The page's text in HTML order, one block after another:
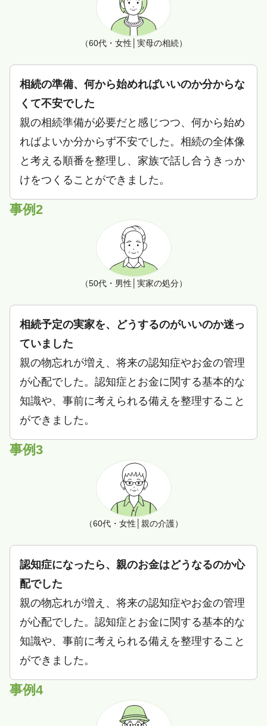
（60代・女性│実母の相続）
相続の準備、何から始めればいいのか分からな
くて不安でした
親の相続準備が必要だと感じつつ、何から始め
ればよいか分からず不安でした。相続の全体像
と考える順番を整理し、家族で話し合うきっか
けをつくることができました。
事例2
（50代・男性│実家の処分）
相続予定の実家を、どうするのがいいのか迷っ
ていました
親の物忘れが増え、将来の認知症やお金の管理
が心配でした。認知症とお金に関する基本的な
知識や、事前に考えられる備えを整理すること
ができました。
事例3
（60代・女性│親の介護）
認知症になったら、親のお金はどうなるのか心
配でした
親の物忘れが増え、将来の認知症やお金の管理
が心配でした。認知症とお金に関する基本的な
知識や、事前に考えられる備えを整理すること
ができました。
事例4